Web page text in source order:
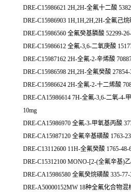
DRE-C15986621 2H,2H-全氟十二酸
DRE-C15986903 1H,1H,2H,2H-全氟己烷
DRE-C15986560 全氟癸基膦酸 52299-
DRE-C15986612 全氟-3,6-二氧庚酸
DRE-C15987162 2H-全氟-2-辛烯酸
DRE-C15986598 2H,2H-全氟癸酸 27854-
DRE-C15986624 2H-全氟-2-十二烯酸
DRE-CA15986614 7H-全氟-3,6-二氧-4-
10mg
DRE-CA15986970 全氟-3-甲氧基丙酸
DRE-CA15987120 全氟辛基磺酸 1763-
DRE-C13112600 11H-全氟癸酸 1765-48-
DRE-C15312100 MONO-[2-(全氟辛基)
DRE-CA15986580 全氟癸烷磺酸 335-77-
DRE-A50000152MW 18种全氟化合物混